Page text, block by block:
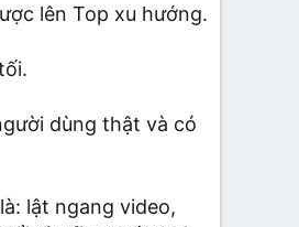
lên Top xu hướng.
dùng thật và có
lật ngang video,